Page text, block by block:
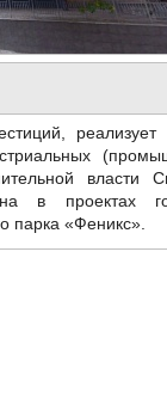
власти
в проектах
парка «Феникс».